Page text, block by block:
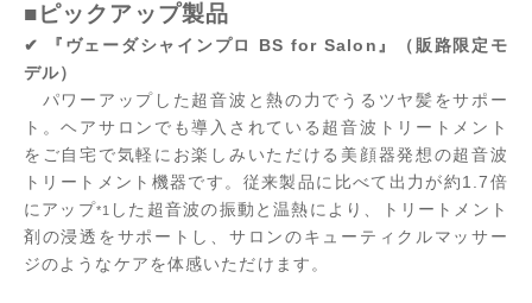
■ピックアップ製品
✔ 『ヴェーダシャインプロ BS for Salon』（販路限定モ
デル）
パワーアップした超音波と熱の力でうるツヤ髪をサポー
ト。ヘアサロンでも導入されている超音波トリートメント
をご自宅で気軽にお楽しみいただける美顔器発想の超音波
トリートメント機器です。従来製品に比べて出力が約1.7倍
にアップ*1 した超音波の振動と温熱により、トリートメント
剤の浸透をサポートし、サロンのキューティクルマッサー
ジのようなケアを体感いただけます。